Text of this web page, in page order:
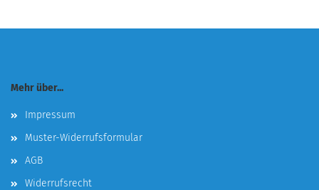
Mehr über...
Impressum
Muster-Widerrufsformular
AGB
Widerrufsrecht